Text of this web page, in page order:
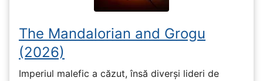
The Mandalorian and Grogu
(2026)
Imperiul malefic a căzut, însă diverși lideri de